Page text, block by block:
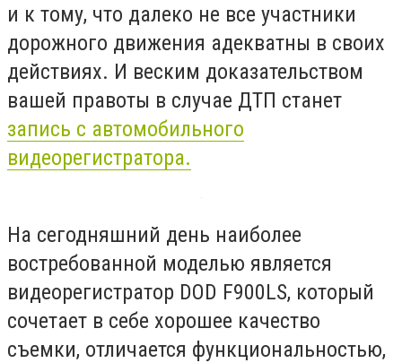
и к тому, что далеко не все участники
дорожного движения адекватны в своих
действиях. И веским доказательством
вашей правоты в случае ДТП станет
запись с автомобильного
видеорегистратора.
На сегодняшний день наиболее
востребованной моделью является
видеорегистратор DOD F900LS, который
сочетает в себе хорошее качество
съемки, отличается функциональностью,